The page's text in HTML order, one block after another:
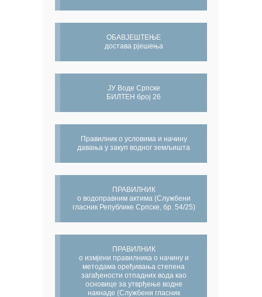
ОБАВЈЕШТЕЊЕ
достава рјешења
ЈУ Воде Српске
БИЛТЕН број 26
Правилник о условима и начину
давања у закуп водног земљишта
ПРАВИЛНИК
о водоправним актима (Службени
гласник Републике Српске, бр. 54/25)
ПРАВИЛНИК
о измјени правилника о начину и
методама оређивања степена
загађености отпадних вода као
основице за утврђење водне
накнаде (Службени гласник